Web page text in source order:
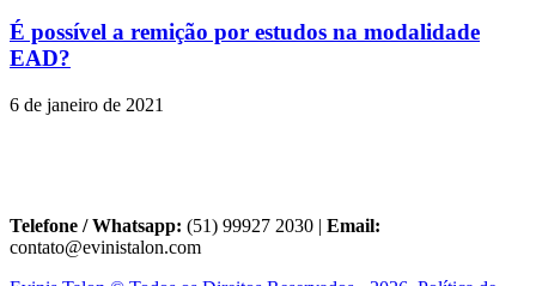
É possível a remição por estudos na modalidade
EAD?
6 de janeiro de 2021
Telefone / Whatsapp: (51) 99927 2030 | Email:
contato@evinistalon.com